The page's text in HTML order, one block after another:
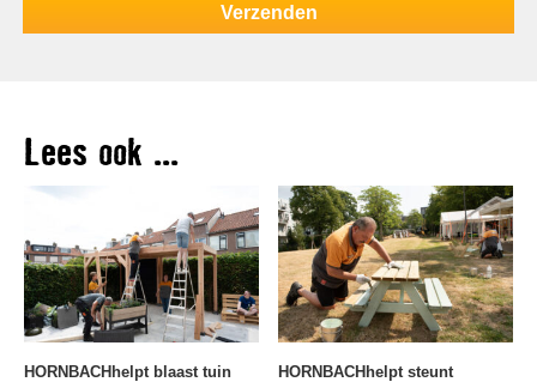
Lees ook ...
HORNBACHhelpt blaast tuin
HORNBACHhelpt steunt